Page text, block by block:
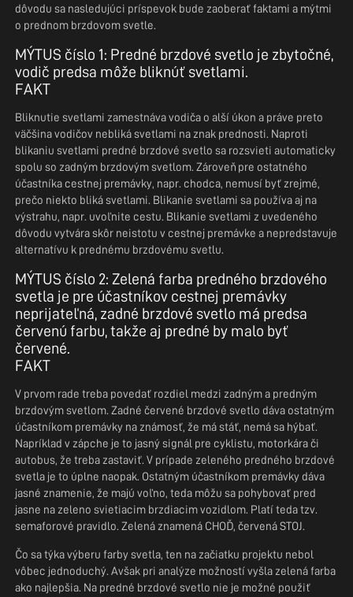
dôvodu sa nasledujúci príspevok bude zaoberať faktami a mýtmi
o prednom brzdovom svetle.
MÝTUS číslo 1: Predné brzdové svetlo je zbytočné,
vodič predsa môže bliknúť svetlami.
FAKT
Bliknutie svetlami zamestnáva vodiča o ďalší úkon a práve preto
väčšina vodičov nebliká svetlami na znak prednosti. Naproti
blikaniu svetlami predné brzdové svetlo sa rozsvieti automaticky
spolu so zadným brzdovým svetlom. Zároveň pre ostatného
účastníka cestnej premávky, napr. chodca, nemusí byť zrejmé,
prečo niekto bliká svetlami. Blikanie svetlami sa používa aj na
výstrahu, napr. uvoľnite cestu. Blikanie svetlami z uvedeného
dôvodu vytvára skôr neistotu v cestnej premávke a nepredstavuje
alternatívu k prednému brzdovému svetlu.
MÝTUS číslo 2: Zelená farba predného brzdového
svetla je pre účastníkov cestnej premávky
neprijateľná, zadné brzdové svetlo má predsa
červenú farbu, takže aj predné by malo byť
červené.
FAKT
V prvom rade treba povedať rozdiel medzi zadným a predným
brzdovým svetlom. Zadné červené brzdové svetlo dáva ostatným
účastníkom premávky na známosť, že má stáť, nemá sa hýbať.
Napríklad v zápche je to jasný signál pre cyklistu, motorkára či
autobus, že treba zastaviť. V prípade zeleného predného brzdové
svetla je to úplne naopak. Ostatným účastníkom premávky dáva
jasné znamenie, že majú voľno, teda môžu sa pohybovať pred
jasne na zeleno svietiacim brzdiacim vozidlom. Platí teda tzv.
semaforové pravidlo. Zelená znamená CHOĎ, červená STOJ.
Čo sa týka výberu farby svetla, ten na začiatku projektu nebol
vôbec jednoduchý. Avšak pri analýze možností vyšla zelená farba
ako najlepšia. Na predné brzdové svetlo nie je možné použiť